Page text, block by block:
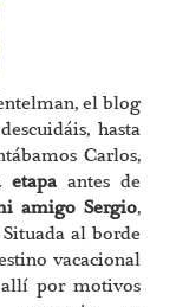
el blog
hasta
Carlos,
etapaantes de
amigo Sergio,
al borde
vacacional
por motivos